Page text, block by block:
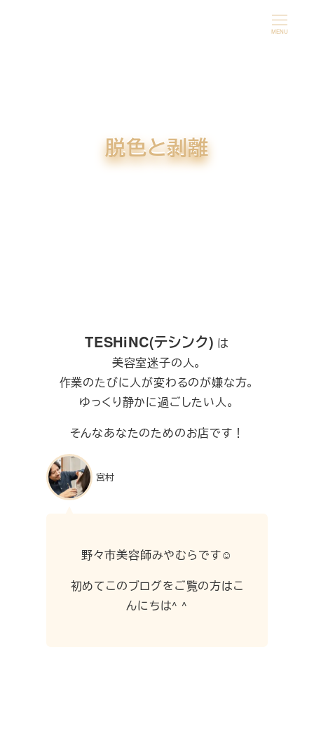
MENU
脱色と剥離
TESHiNC(テシンク) は
美容室迷子の人。
作業のたびに人が変わるのが嫌な方。
ゆっくり静かに過ごしたい人。
そんなあなたのためのお店です！
宮村
野々市美容師みやむらです☺︎
初めてこのブログをご覧の方はこ
んにちは^ ^